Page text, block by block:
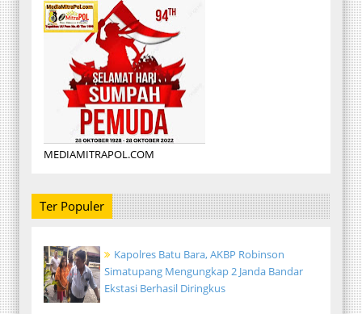
MEDIAMITRAPOL.COM
Ter Populer
Kapolres Batu Bara, AKBP Robinson
Simatupang Mengungkap 2 Janda Bandar
Ekstasi Berhasil Diringkus